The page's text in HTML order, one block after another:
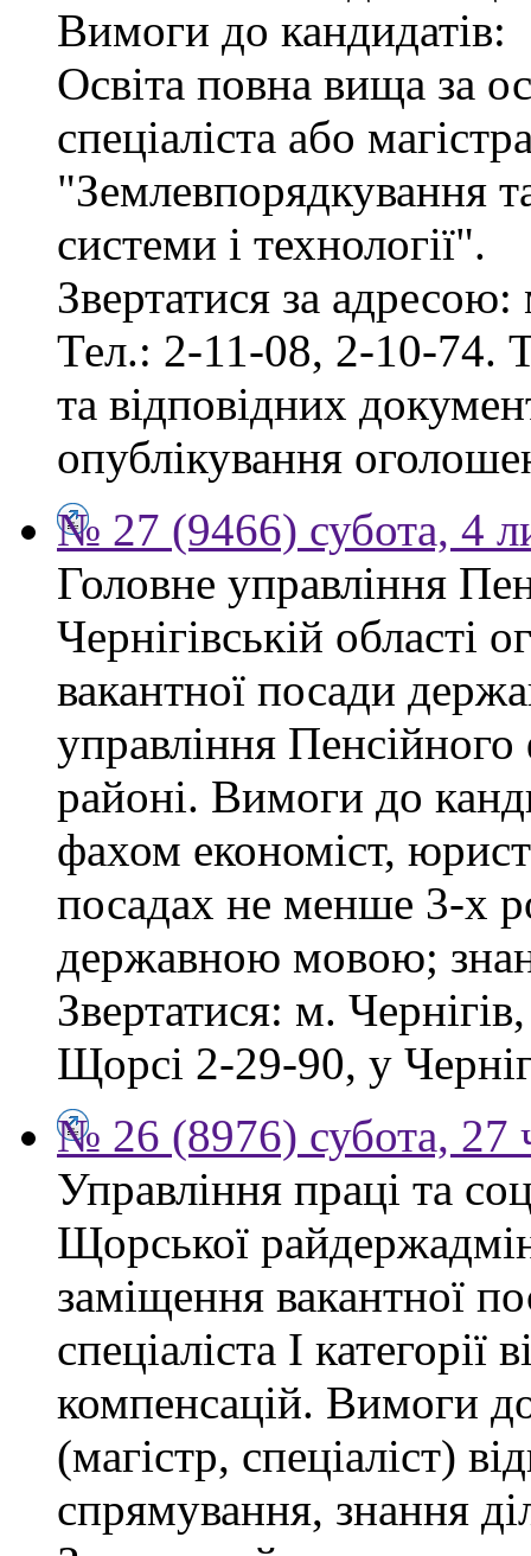
Вимоги до кандидатів:
Освіта повна вища за
спеціаліста або
"Землевпорядкування
системи і технології".
Звертатися за
Тел.: 2-11-08, 2-10-74.
та відповідних
опублікування
№ 27 (9466) субота, 4
Головне управління
Чернігівській області
вакантної посади
управління
районі. Вимоги до
фахом економіст,
посадах не менше 3-х
державною мовою;
Звертатися: м.
Щорсі 2-29-90, у
№ 26 (8976) субота, 27
Управління праці та
Щорської
заміщення вакантної
спеціаліста І
компенсацій. Вимоги
(магістр, спеціаліст)
спрямування, знання